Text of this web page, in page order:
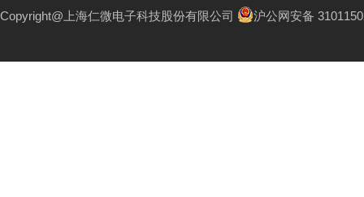
Copyright@上海仁微电子科技股份有限公司 沪公网安备